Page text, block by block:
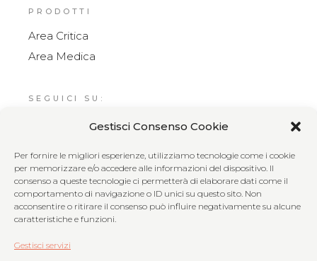
Gestisci Consenso Cookie
Per fornire le migliori esperienze, utilizziamo tecnologie come i cookie
per memorizzare e/o accedere alle informazioni del dispositivo. Il
consenso a queste tecnologie ci permetterà di elaborare dati come il
comportamento di navigazione o ID unici su questo sito. Non
acconsentire o ritirare il consenso può influire negativamente su alcune
caratteristiche e funzioni.
Gestisci servizi
PRODOTTI
Area Critica
Area Medica
SEGUICI SU:
CONTATTI
info@tecnosoluzioni.net
Via Case, 6,
73022 Corigliano d'Otranto LE
+39 0836 320941